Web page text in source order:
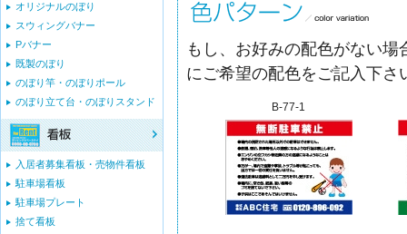
もし、お好みの配色がない
にご希望の配色をご記入下さ
B-77-1
オリジナルのぼり
スウィングバナー
Pバナー
既製のぼり
のぼり竿・のぼりポール
のぼり立て台・のぼりスタンド
入居者募集看板・売物件看板
駐車場看板
駐車場プレート
捨て看板